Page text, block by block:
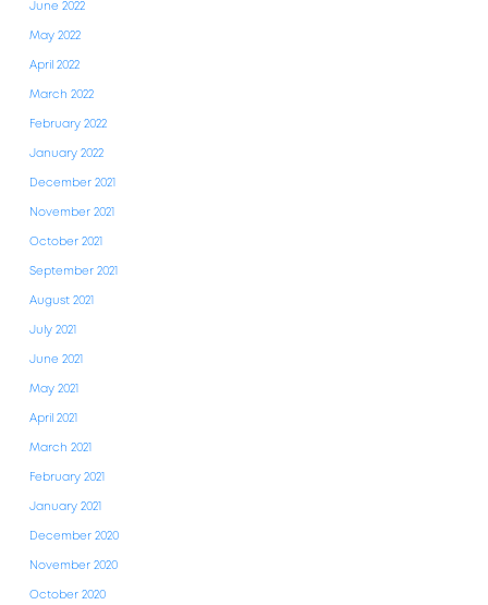
June 2022
May 2022
April 2022
March 2022
February 2022
January 2022
December 2021
November 2021
October 2021
September 2021
August 2021
July 2021
June 2021
May 2021
April 2021
March 2021
February 2021
January 2021
December 2020
November 2020
October 2020